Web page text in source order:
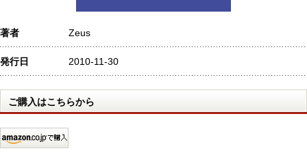
著者 Zeus
発行日 2010-11-30
ご購入はこちらから